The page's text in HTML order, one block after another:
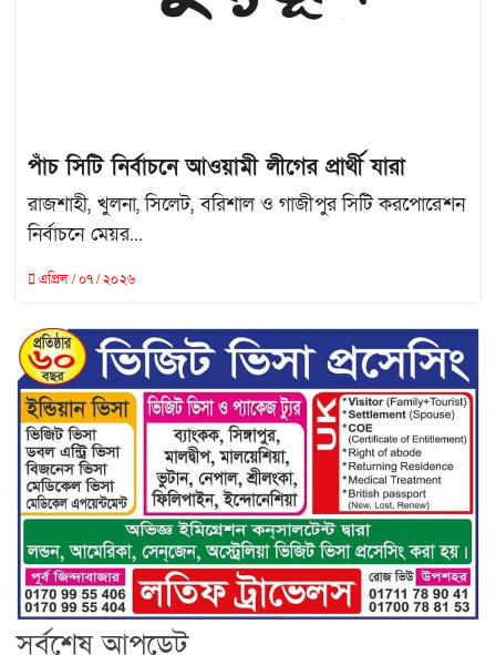
পাঁচ সিটি নির্বাচনে আওয়ামী লীগের প্রার্থী যারা
রাজশাহী, খুলনা, সিলেট, বরিশাল ও গাজীপুর সিটি করপোরেশন
নির্বাচনে মেয়র...
এপ্রিল / ০৭ / ২০২৬
সর্বশেষ আপডেট